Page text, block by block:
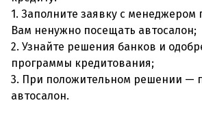
1. Заполните заявку с
Вам ненужно посещать автосалон;
2. Узнайте решения банков и
программы кредитования;
3. При положительном решении —
автосалон.